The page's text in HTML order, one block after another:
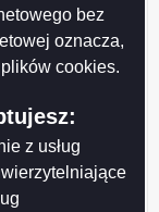
bez
oznacza,
cookies.
z usług